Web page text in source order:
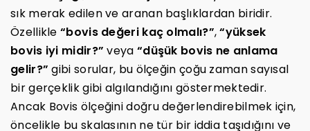
sık merak edilen ve aranan başlıklardan biridir.
Özellikle “bovis değeri kaç olmalı?”,“yüksek
bovis iyi midir?” veya “düşük bovis ne anlama
gelir?” gibi sorular, bu ölçeğin çoğu zaman sayısal
bir gerçeklik gibi algılandığını göstermektedir.
Ancak Bovis ölçeğini doğru değerlendirebilmek için,
öncelikle bu skalasının ne tür bir iddia taşıdığını ve